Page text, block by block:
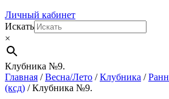
Личный кабинет
Искать
×
Клубника №9.
Главная /Весна/Лето /Клубника /
(ксд) / Клубника №9.